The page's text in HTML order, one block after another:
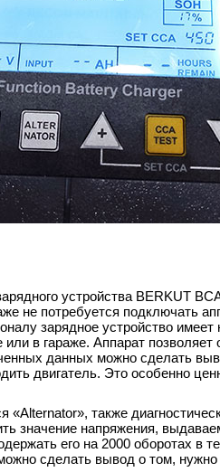
устройства BERKUT
не потребуется подключать
зарядное устройство
в гараже. Аппарат
данных можно сделать
двигатель. Это особенно
также
значение напряжения,
его на 2000 оборотах в
сделать вывод о том, нужно